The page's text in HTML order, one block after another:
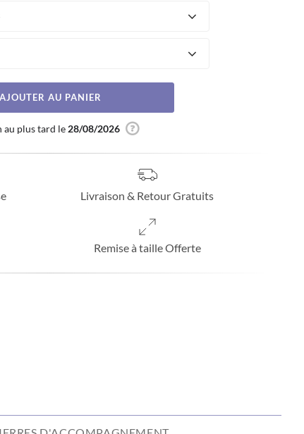
AJOUTER AU PANIER
au plus tard le 28/08/2026
Livraison & Retour Gratuits
Remise à taille Offerte